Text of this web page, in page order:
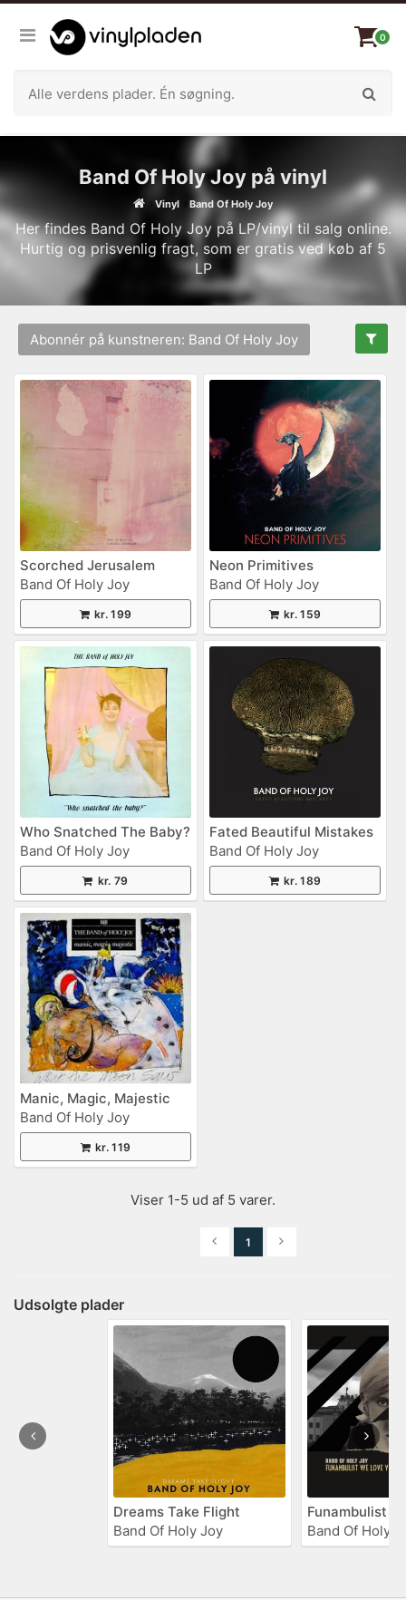
0
Band Of Holy Joy på vinyl
Vinyl Band Of Holy Joy
Her findes Band Of Holy Joy på LP/vinyl til salg online.
Hurtig og prisvenlig fragt, som er gratis ved køb af 5
LP
Abonnér på kunstneren: Band Of Holy Joy
Scorched Jerusalem
Band Of Holy Joy
kr. 199
Neon Primitives
Band Of Holy Joy
kr. 159
Who Snatched The Baby?
Band Of Holy Joy
kr. 79
Fated Beautiful Mistakes
Band Of Holy Joy
kr. 189
Manic, Magic, Majestic
Band Of Holy Joy
kr. 119
Viser 1-5 ud af 5 varer.
1
Udsolgte plader
Dreams Take Flight
Band Of Holy Joy
Funambulist
Band Of Holy